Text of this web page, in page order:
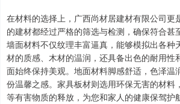
在材料的选择上，广西尚材居建材有限公司更
的建材都经过严格的筛选与检测，确保符合甚
墙面材料不仅纹理丰富逼真，能够模拟出各种
材的质感、木材的温润，还具备出色的耐用性
面始终保持美观。地面材料脚感舒适，色泽温
份温馨之感。家具板材则选用环保无害的材料
等有害物质的释放，为您和家人的健康保驾护